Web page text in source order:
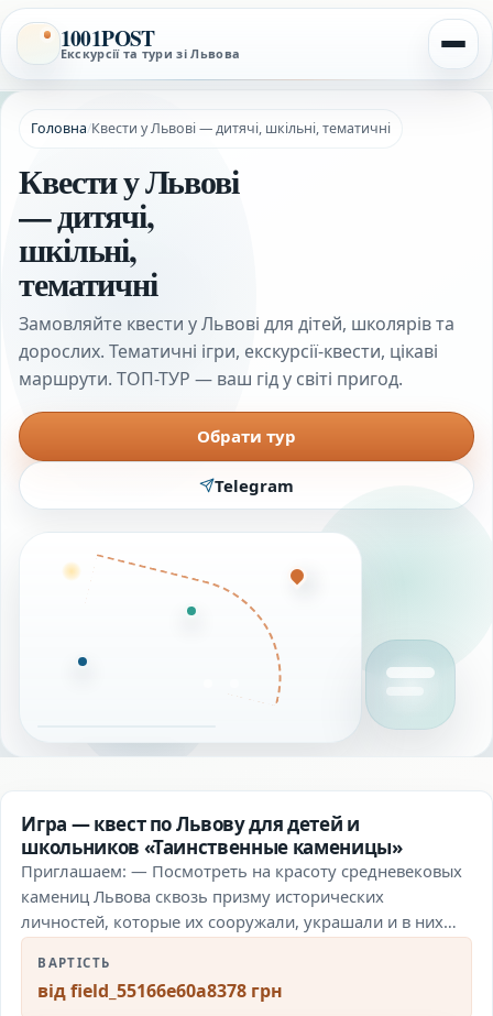
1001POST
Екскурсії та тури зі Львова
Головна/Квести у Львові — дитячі, шкільні, тематичні
Квести у Львові
— дитячі,
шкільні,
тематичні
Замовляйте квести у Львові для дітей, школярів та
дорослих. Тематичні ігри, екскурсії-квести, цікаві
маршрути. ТОП-ТУР — ваш гід у світі пригод.
Обрати тур
Telegram
Игра — квест по Львову для детей и
школьников «Таинственные каменицы»
Приглашаем: — Посмотреть на красоту средневековых
камениц Львова сквозь призму исторических
личностей, которые их сооружали, украшали и в них
проживали; — Отметить…
ВАРТІСТЬ
від field_55166e60a8378 грн